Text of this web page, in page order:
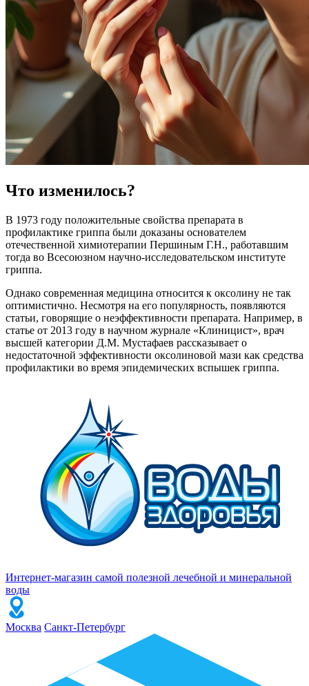
Что изменилось?
В 1973 году положительные свойства препарата в
профилактике гриппа были доказаны основателем
отечественной химиотерапии Першиным Г.Н., работавшим
тогда во Всесоюзном научно-исследовательском институте
гриппа.
Однако современная медицина относится к оксолину не так
оптимистично. Несмотря на его популярность, появляются
статьи, говорящие о неэффективности препарата. Например, в
статье от 2013 году в научном журнале «Клиницист», врач
высшей категории Д.М. Мустафаев рассказывает о
недостаточной эффективности оксолиновой мази как средства
профилактики во время эпидемических вспышек гриппа.
Интернет-магазин самой полезной лечебной и минеральной
воды
Москва Санкт-Петербург